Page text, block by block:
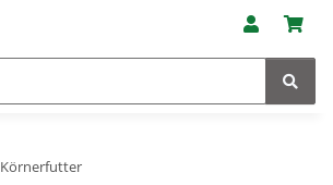
Körnerfutter